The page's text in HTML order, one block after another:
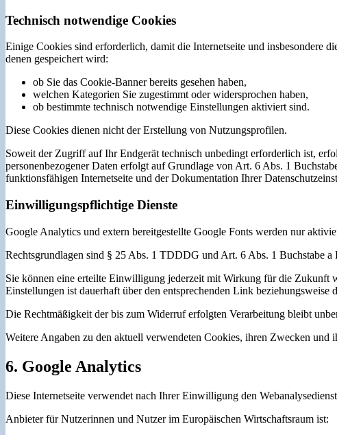
Technisch notwendige Cookies
Einige Cookies sind erforderlich, damit die Internetseite und insbesondere
denen gespeichert wird:
ob Sie das Cookie-Banner bereits gesehen haben,
welchen Kategorien Sie zugestimmt oder widersprochen haben,
ob bestimmte technisch notwendige Einstellungen aktiviert sind.
Diese Cookies dienen nicht der Erstellung von Nutzungsprofilen.
Soweit der Zugriff auf Ihr Endgerät technisch unbedingt erforderlich ist,
personenbezogener Daten erfolgt auf Grundlage von Art. 6 Abs. 1
funktionsfähigen Internetseite und der Dokumentation Ihrer
Einwilligungspflichtige Dienste
Google Analytics und extern bereitgestellte Google Fonts werden nur
Rechtsgrundlagen sind § 25 Abs. 1 TDDDG und Art. 6 Abs. 1 Buchstabe
Sie können eine erteilte Einwilligung jederzeit mit Wirkung für die
Einstellungen ist dauerhaft über den entsprechenden Link beziehungsweise
Die Rechtmäßigkeit der bis zum Widerruf erfolgten Verarbeitung bleibt
Weitere Angaben zu den aktuell verwendeten Cookies, ihren Zwecken
6. Google Analytics
Diese Internetseite verwendet nach Ihrer Einwilligung den Webanalysedienst
Anbieter für Nutzerinnen und Nutzer im Europäischen Wirtschaftsraum ist: